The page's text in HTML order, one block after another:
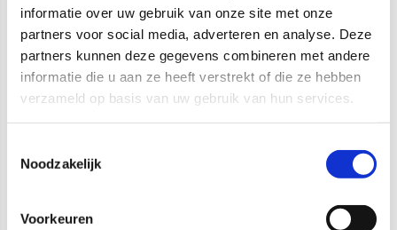
informatie over uw gebruik van onze site met onze
partners voor social media, adverteren en analyse. Deze
partners kunnen deze gegevens combineren met andere
informatie die u aan ze heeft verstrekt of die ze hebben
verzameld op basis van uw gebruik van hun services.
Noodzakelijk
Voorkeuren
Artikelnummer: 4605456
Vergelijken